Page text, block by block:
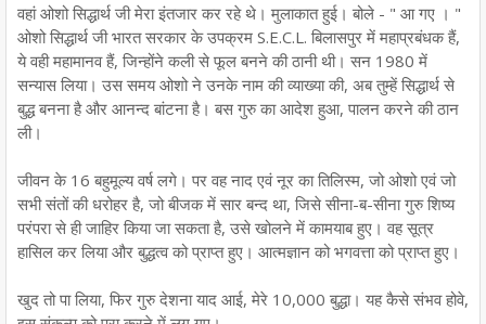
वहां ओशो सिद्धार्थ जी मेरा इंतजार कर रहे थे। मुलाकात हुई। बोले - " आ गए । "
ओशो सिद्धार्थ जी भारत सरकार के उपक्रम S.E.C.L. बिलासपुर में महाप्रबंधक हैं,
ये वही महामानव हैं, जिन्होंने कली से फूल बनने की ठानी थी। सन 1980 में
सन्यास लिया। उस समय ओशो ने उनके नाम की व्याख्या की, अब तुम्हें सिद्धार्थ से
बुद्ध बनना है और आनन्द बांटना है। बस गुरु का आदेश हुआ, पालन करने की ठान
ली।
जीवन के 16 बहुमूल्य वर्ष लगे। पर वह नाद एवं नूर का तिलिस्म, जो ओशो एवं जो
सभी संतों की धरोहर है, जो बीजक में सार बन्द था, जिसे सीना-ब-सीना गुरु शिष्य
परंपरा से ही जाहिर किया जा सकता है, उसे खोलने में कामयाब हुए। वह सूत्र
हासिल कर लिया और बुद्धत्व को प्राप्त हुए। आत्मज्ञान को भगवत्ता को प्राप्त हुए।
खुद तो पा लिया, फिर गुरु देशना याद आई, मेरे 10,000 बुद्धा। यह कैसे संभव होवे,